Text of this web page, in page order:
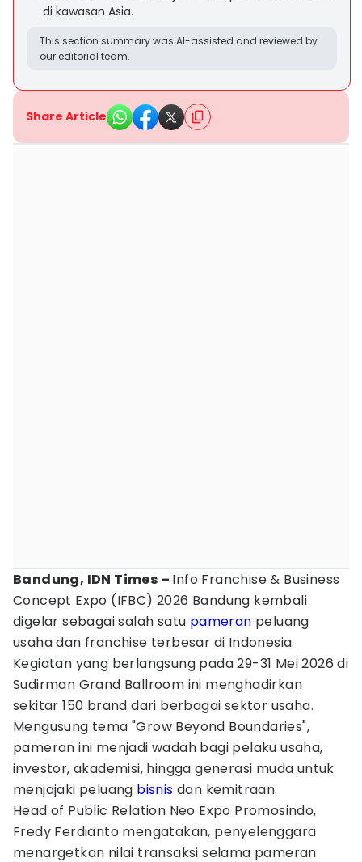
di kawasan Asia.
This section summary was AI-assisted and reviewed by
our editorial team.
Share Article
Bandung, IDN Times – Info Franchise & Business
Concept Expo (IFBC) 2026 Bandung kembali
digelar sebagai salah satu pameran peluang
usaha dan franchise terbesar di Indonesia.
Kegiatan yang berlangsung pada 29-31 Mei 2026 di
Sudirman Grand Ballroom ini menghadirkan
sekitar 150 brand dari berbagai sektor usaha.
Mengusung tema "Grow Beyond Boundaries",
pameran ini menjadi wadah bagi pelaku usaha,
investor, akademisi, hingga generasi muda untuk
menjajaki peluang bisnis dan kemitraan.
Head of Public Relation Neo Expo Promosindo,
Fredy Ferdianto mengatakan, penyelenggara
menargetkan nilai transaksi selama pameran